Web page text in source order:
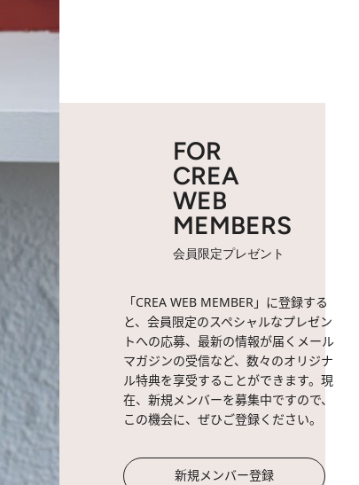
FOR
CREA
WEB
MEMBERS
会員限定プレゼント
「CREA WEB MEMBER」に登録する
と、会員限定のスペシャルなプレゼン
トへの応募、最新の情報が届くメール
マガジンの受信など、数々のオリジナ
ル特典を享受することができます。現
在、新規メンバーを募集中ですので、
この機会に、ぜひご登録ください。
新規メンバー登録